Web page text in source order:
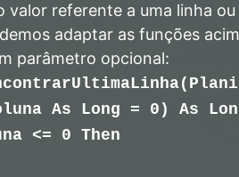
valor referente a uma linha ou
adaptar as funções
parâmetro opcional:
As Long = 0) As
<= 0 Then